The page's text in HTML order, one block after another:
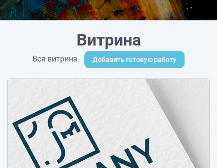
Витрина
Вся витрина Добавить готовую работу